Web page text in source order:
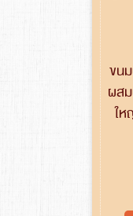
ขน
ผส
ให